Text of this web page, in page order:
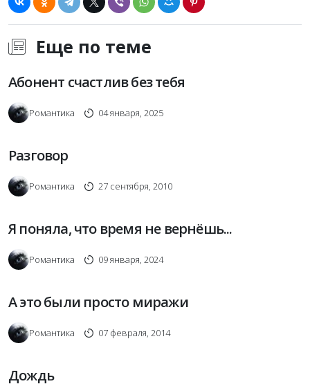
Еще по теме
Абонент счастлив без тебя
Романтика 04 января, 2025
Разговор
Романтика 27 сентября, 2010
Я поняла, что время не вернёшь...
Романтика 09 января, 2024
А это были просто миражи
Романтика 07 февраля, 2014
Дождь